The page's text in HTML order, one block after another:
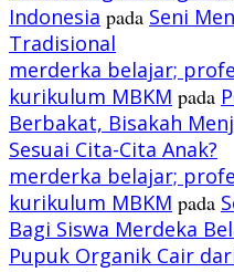
Indonesia pada Seni
Tradisional
merderka belajar;
kurikulum MBKM pada
Berbakat, Bisakah
Sesuai Cita-Cita Anak?
merderka belajar;
kurikulum MBKM pada
Bagi Siswa Merdeka
Pupuk Organik Cair